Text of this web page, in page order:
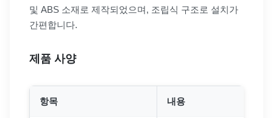
및 ABS 소재로 제작되었으며, 조립식 구조로 설치가
간편합니다.
제품 사양
항목 내용